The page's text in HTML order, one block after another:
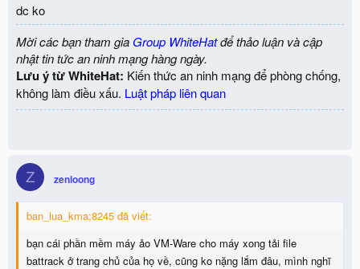
dc ko
Mời các bạn tham gia Group WhiteHatđể thảo luận và cập
nhật tin tức an ninh mạng hàng ngày.
Lưu ý từ WhiteHat: Kiến thức an ninh mạng để phòng chống,
không làm điều xấu. Luật pháp liên quan
Z zenloong
ban_lua_kma;8245 đã viết:
bạn cái phần mềm máy ảo VM-Ware cho máy xong tải file
battrack ở trang chủ của họ về, cũng ko nặng lắm đâu, mình nghĩ